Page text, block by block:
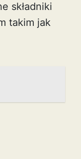
składniki
takim jak